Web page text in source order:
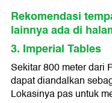
Rekomendasi
lainnya ada di
3. Imperial Tables
Sekitar 800 meter dari
dapat diandalkan
Lokasinya pas untuk